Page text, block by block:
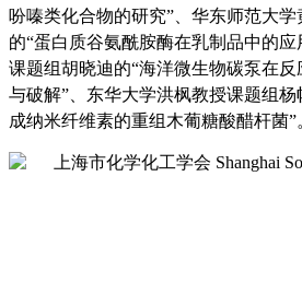
吩嗪类化合物的研究”、华东师范大
的“蛋白质谷氨酰胺酶在乳制品中的
课题组胡晓迪的“海洋微生物碳泵在
与破解”、东华大学洪枫教授课题组
成纳米纤维素的重组木葡糖酸醋杆菌”